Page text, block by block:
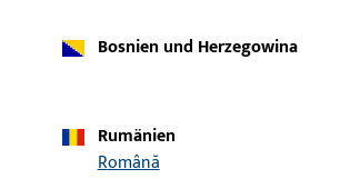
Bosnien und Herzegowina
Rumänien
Română